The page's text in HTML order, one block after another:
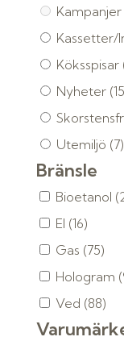
Kampanjer
Kassetter/
Köksspisar
Nyheter
Utemiljö (7)
Bränsle
Bioetanol
El (16)
Gas (75)
Hologram
Ved (88)